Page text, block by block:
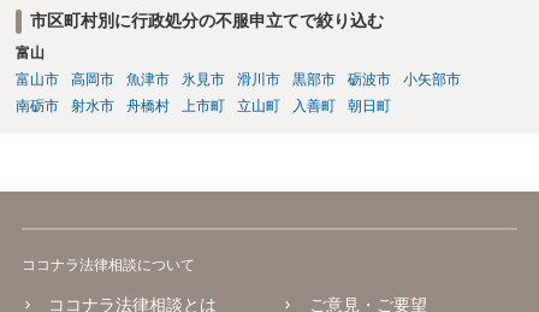
市区町村別に行政処分の不服申立てで絞り込む
富山
富山市
高岡市 魚津市 氷見市 滑川市 黒部市 砺波市
小矢部市
南砺市
射水市 舟橋村 上市町 立山町 入善町 朝日町
ココナラ法律相談について
ココナラ法律相談とは ご意見・ご要望